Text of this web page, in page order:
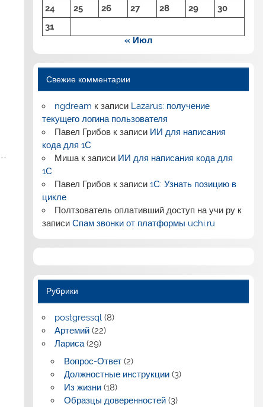
24
25 26 27 28 29
30
31
« Июл
Свежие комментарии
ngdream к записи Lazarus: получение
текущего логина пользователя
Павел Грибов к записи ИИ для написания
кода для 1С
Мишак записи ИИ для написания кода для
1С
Павел Грибов к записи1С: Узнать позицию в
цикле
Полтзователь оплативший доступ на учи ру к
записиСпам звонки от платформы uchi.ru
Рубрики
postgressql (8)
Артемий (22)
Лариса(29)
Вопрос-Ответ(2)
Должностные инструкции(3)
Из жизни(18)
Образцы доверенностей(3)